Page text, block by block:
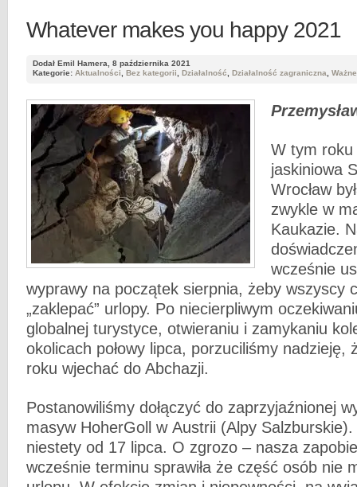
Whatever makes you happy 2021
Dodał Emil Hamera, 8 października 2021
Kategorie: Aktualności Bez kategorii Działalność Działalność zagraniczna Ważne
W tym roku
jaskiniowa
Wrocław
zwykle w
Kaukazie.
wcześnie
wyprawy na początek sierpnia, żeby wszyscy
„zaklepać” urlopy. Po niecierpliwym
globalnej turystyce, otwieraniu i zamykaniu
okolicach połowy lipca, porzuciliśmy nadzieję,
roku wjechać do Abchazji.
Postanowiliśmy dołączyć do zaprzyjaźnionej
masyw HoherGoll w Austrii (Alpy Salzburskie).
niestety od 17 lipca. O zgrozo – nasza
wcześnie terminu sprawiła że część osób nie